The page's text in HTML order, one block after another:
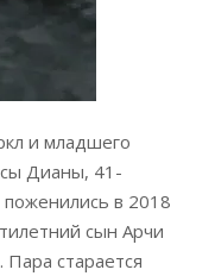
и младшего
Дианы, 41-
в 2018
сын Арчи
старается